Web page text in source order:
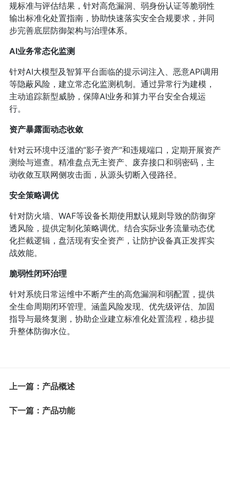
规标准与评估结果，针对高危漏洞、弱身份认证等脆弱性
输出标准化处置指南，协助快速落实安全合规要求，并同
步完善底层防御架构与治理体系。
AI业务常态化监测
针对AI大模型及智算平台面临的提示词注入、恶意API调用
等隐蔽风险，建立常态化监测机制。通过异常行为建模，
主动追踪新型威胁，保障AI业务和算力平台安全合规运
行。
资产暴露面动态收敛
针对云环境中泛滥的“影子资产”和违规端口，定期开展资产
测绘与巡查。精准盘点无主资产、废弃接口和弱密码，主
动收敛互联网侧攻击面，从源头切断入侵路径。
安全策略调优
针对防火墙、WAF等设备长期使用默认规则导致的防御穿
透风险，提供定制化策略调优。结合实际业务流量动态优
化拦截逻辑，盘活现有安全资产，让防护设备真正发挥实
战效能。
脆弱性闭环治理
针对系统日常运维中不断产生的高危漏洞和弱配置，提供
全生命周期闭环管理。涵盖风险发现、优先级评估、加固
指导与最终复测，协助企业建立标准化处置流程，稳步提
升整体防御水位。
上一篇：产品概述
下一篇：产品功能